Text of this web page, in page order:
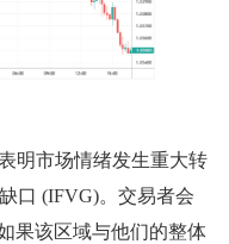
明市场情绪发生重大转
口 (IFVG)。交易者会
果该区域与他们的整体